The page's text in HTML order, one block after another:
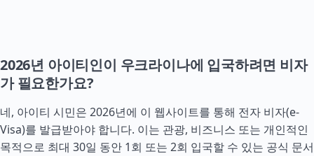
2026년 아이티인이 우크라이나에 입국하려면 비자
가 필요한가요?
네, 아이티 시민은 2026년에 이 웹사이트를 통해 전자 비자(e-
Visa)를 발급받아야 합니다. 이는 관광, 비즈니스 또는 개인적인
목적으로 최대 30일 동안 1회 또는 2회 입국할 수 있는 공식 문서